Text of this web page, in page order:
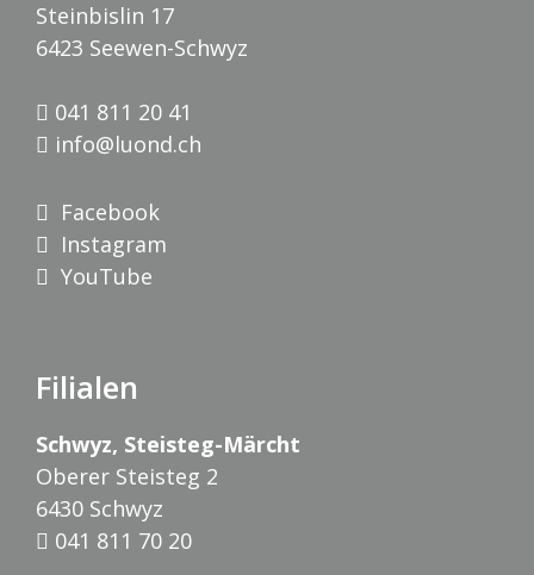
Steinbislin 17
6423 Seewen-Schwyz
041 811 20 41
info@luond.ch
Facebook
Instagram
YouTube
Filialen
Schwyz, Steisteg-Märcht
Oberer Steisteg 2
6430 Schwyz
041 811 70 20